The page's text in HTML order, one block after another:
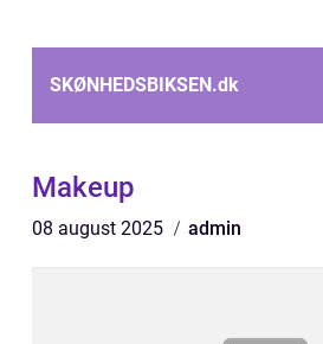
SKØNHEDSBIKSEN.dk
Makeup
08 august 2025 admin